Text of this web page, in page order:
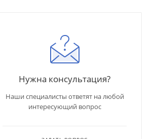
Нужна консультация?
Наши специалисты ответят на любой
интересующий вопрос